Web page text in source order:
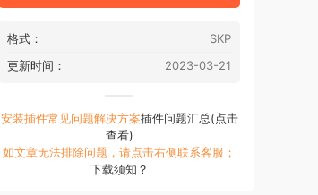
格式：
SKP
更新时间：
2023-03-21
安装插件常见问题解决方案插件问题汇总(点击
查看)
如文章无法排除问题，请点击右侧联系客服；
下载须知？